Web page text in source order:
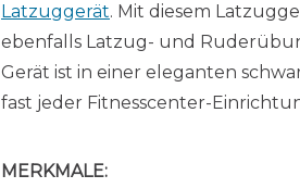
Latzuggerät. Mit diesem
ebenfalls Latzug- und
Gerät ist in einer eleganten
fast jeder Fitnesscenter-
MERKMALE: